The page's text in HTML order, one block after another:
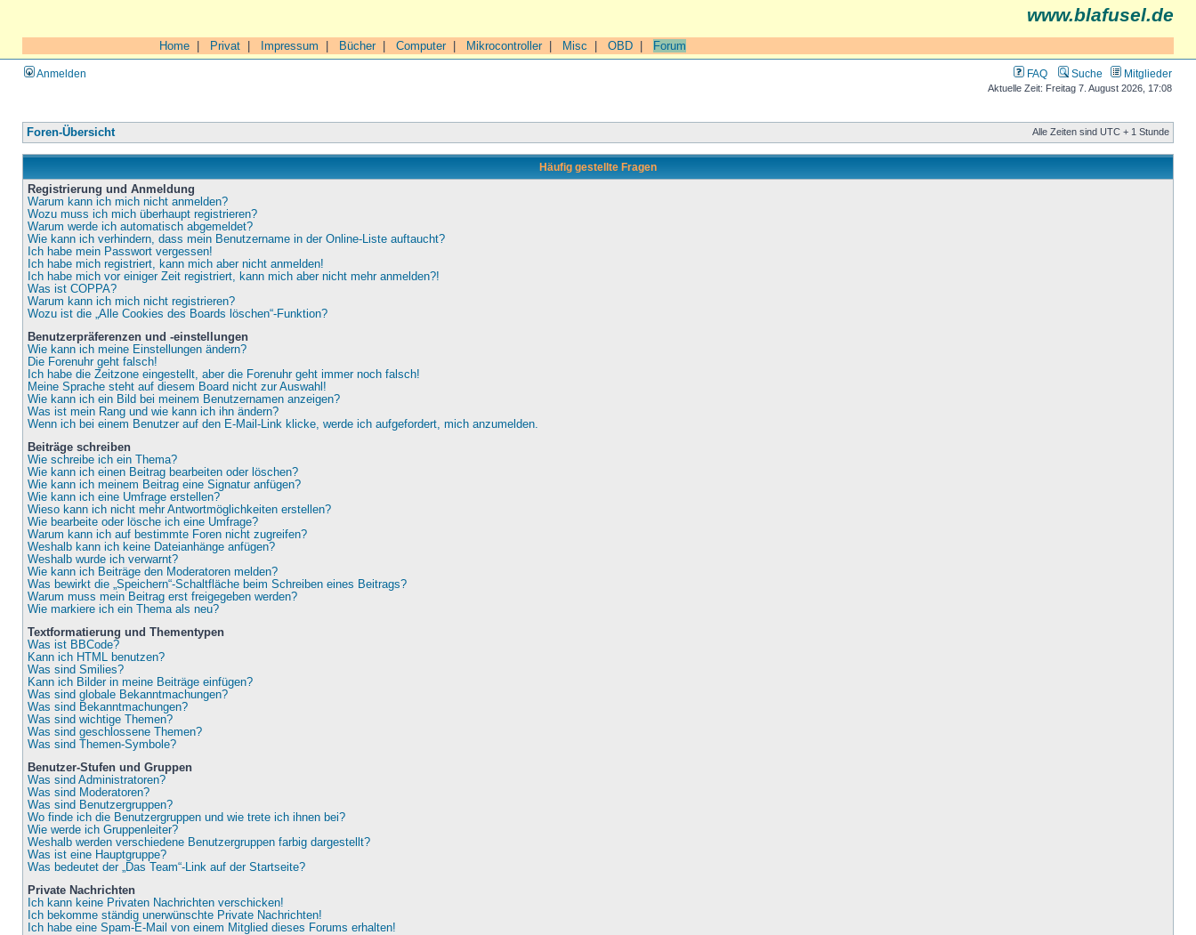
www.blafusel.de
Home Privat Impressum Bücher| Computer| Mikrocontroller| Misc OBD Forum
Anmelden FAQ Suche Mitglieder
Aktuelle Zeit: Freitag 7. August 2026, 17:08
Foren-Übersicht Alle Zeiten sind UTC + 1 Stunde
Häufig gestellte Fragen
Registrierung und Anmeldung
Warum kann ich mich nicht anmelden?
Wozu muss ich mich überhaupt registrieren?
Warum werde ich automatisch abgemeldet?
Wie kann ich verhindern, dass mein Benutzername in der Online-Liste auftaucht?
Ich habe mein Passwort vergessen!
Ich habe mich registriert, kann mich aber nicht anmelden!
Ich habe mich vor einiger Zeit registriert, kann mich aber nicht mehr anmelden?!
Was ist COPPA?
Warum kann ich mich nicht registrieren?
Wozu ist die „Alle Cookies des Boards löschen“-Funktion?
Benutzerpräferenzen und -einstellungen
Wie kann ich meine Einstellungen ändern?
Die Forenuhr geht falsch!
Ich habe die Zeitzone eingestellt, aber die Forenuhr geht immer noch falsch!
Meine Sprache steht auf diesem Board nicht zur Auswahl!
Wie kann ich ein Bild bei meinem Benutzernamen anzeigen?
Was ist mein Rang und wie kann ich ihn ändern?
Wenn ich bei einem Benutzer auf den E-Mail-Link klicke, werde ich aufgefordert, mich anzumelden.
Beiträge schreiben
Wie schreibe ich ein Thema?
Wie kann ich einen Beitrag bearbeiten oder löschen?
Wie kann ich meinem Beitrag eine Signatur anfügen?
Wie kann ich eine Umfrage erstellen?
Wieso kann ich nicht mehr Antwortmöglichkeiten erstellen?
Wie bearbeite oder lösche ich eine Umfrage?
Warum kann ich auf bestimmte Foren nicht zugreifen?
Weshalb kann ich keine Dateianhänge anfügen?
Weshalb wurde ich verwarnt?
Wie kann ich Beiträge den Moderatoren melden?
Was bewirkt die „Speichern“-Schaltfläche beim Schreiben eines Beitrags?
Warum muss mein Beitrag erst freigegeben werden?
Wie markiere ich ein Thema als neu?
Textformatierung und Thementypen
Was ist BBCode?
Kann ich HTML benutzen?
Was sind Smilies?
Kann ich Bilder in meine Beiträge einfügen?
Was sind globale Bekanntmachungen?
Was sind Bekanntmachungen?
Was sind wichtige Themen?
Was sind geschlossene Themen?
Was sind Themen-Symbole?
Benutzer-Stufen und Gruppen
Was sind Administratoren?
Was sind Moderatoren?
Was sind Benutzergruppen?
Wo finde ich die Benutzergruppen und wie trete ich ihnen bei?
Wie werde ich Gruppenleiter?
Weshalb werden verschiedene Benutzergruppen farbig dargestellt?
Was ist eine Hauptgruppe?
Was bedeutet der „Das Team“-Link auf der Startseite?
Private Nachrichten
Ich kann keine Privaten Nachrichten verschicken!
Ich bekomme ständig unerwünschte Private Nachrichten!
Ich habe eine Spam-E-Mail von einem Mitglied dieses Forums erhalten!